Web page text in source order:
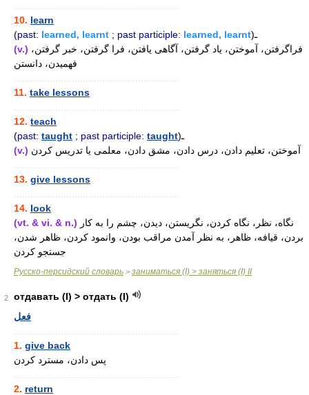
10. learn
(past: learned, learnt ; past participle: learned, learnt )ـ
(v.)
فهمیدن، دانستن
11. take lessons
12. teach
(past: taught ; past participle: taught )ـ
(v.) آموختن، تعلیم دادن، درس دادن، مشق دادن، معلمی یا تدریس کردن
13. give lessons
14. look
(vt. & vi. & n.)
بردن، قیافه، ظاهر، به نظر آمدن مراقب بودن، وانمود کردن، ظاهر شدن،
جستجو کردن
Русско-персидский словарь > заниматься (I) > заняться (I) II
2
отдавать (I) > отдать (I)
فعل
1. give back
پس دادن، مسترد کردن
2. return